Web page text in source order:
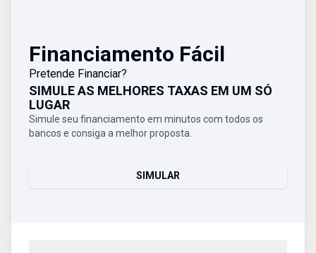
Financiamento Fácil
Pretende Financiar?
SIMULE AS MELHORES TAXAS EM UM SÓ
LUGAR
Simule seu financiamento em minutos com todos os
bancos e consiga a melhor proposta.
SIMULAR